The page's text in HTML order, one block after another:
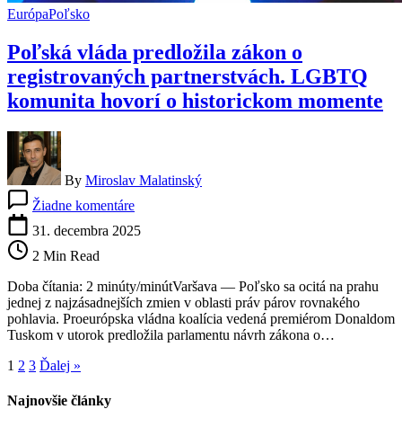
EurópaPoľsko
Poľská vláda predložila zákon o
registrovaných partnerstvách. LGBTQ
komunita hovorí o historickom momente
By Miroslav Malatinský
Žiadne komentárePoľská
vláda
registrovaných
partnerstvách.
LGBTQ
komunita
31. decembra 2025
2 Min Read
Doba čítania: 2 minúty/minútVaršava — Poľsko sa ocitá na prahu
jednej z najzásadnejších zmien v oblasti práv párov rovnakého
pohlavia. Proeurópska vládna koalícia vedená premiérom Donaldom
Tuskom v utorok predložila parlamentu návrh zákona o…
1 2 3 Ďalej »
Najnovšie články